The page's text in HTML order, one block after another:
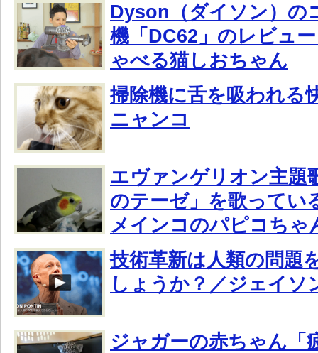
Dyson（ダイソン）の
機「DC62」のレビュ
ゃべる猫しおちゃん
掃除機に舌を吸われる
ニャンコ
エヴァンゲリオン主題
のテーゼ」を歌ってい
メインコのパピコちゃ
技術革新は人類の問題
しょうか？／ジェイソ
ジャガーの赤ちゃん「